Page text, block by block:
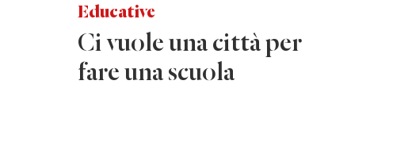
Educative
Ci vuole una città per
fare una scuola